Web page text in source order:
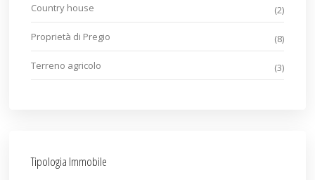
Country house (2)
Proprietà di Pregio (8)
Terreno agricolo (3)
Tipologia Immobile